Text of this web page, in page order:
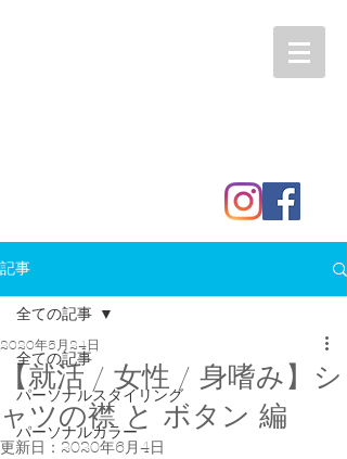
記事
全ての記事
パーソナルスタイリング
パーソナルカラー
全ての記事
【就活 / 女性 / 身嗜み】シ
ャツの襟 と ボタン 編
2020年5月24日
更新日： 2020年6月4日